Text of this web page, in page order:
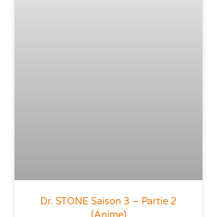
Dr. STONE Saison 3 – Partie 2